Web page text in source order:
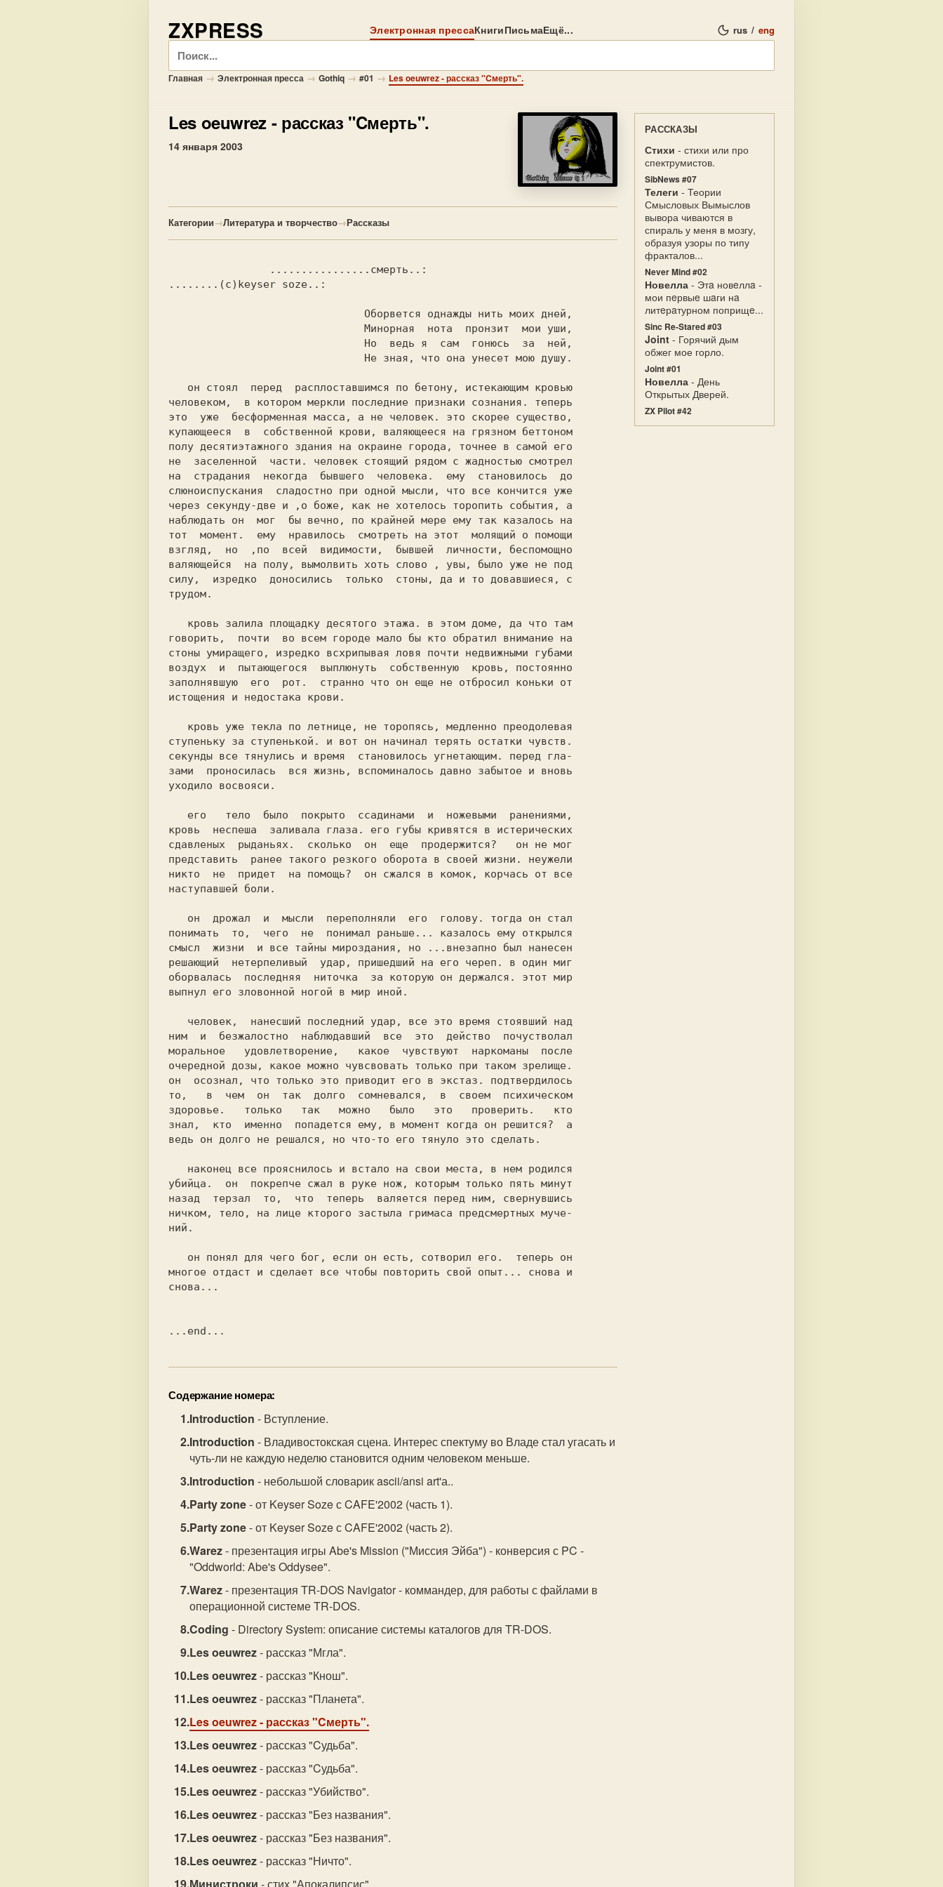
ZXPRESS Электронная прессаКнигиПисьмаЕщё... rus / eng
Поиск
Главная → Электронная пресса → Gothiq → #01 → Les oeuwrez - рассказ "Cмерть".
Les oeuwrez - рассказ "Cмерть".
14 января 2003
Категории→Литература и творчество→Рассказы
........(c)keyser soze..:
человеком,  в котором меркли последние признаки сознания. теперь
это  уже  бесформенная масса, а не человек. это скорее существо,
купающееся  в  собственной крови, валяющееся на грязном беттоном
полу десятиэтажного здания на окраине города, точнее в самой его
не  заселенной  части. человек стоящий рядом с жадностью смотрел
на  страдания  некогда  бывшего  человека.  ему  становилось  до
слюноиспускания  сладостно при одной мысли, что все кончится уже
через секунду-две и ,о боже, как не хотелось торопить события, а
наблюдать он  мог  бы вечно, по крайней мере ему так казалось на
тот  момент.  ему  нравилось  смотреть на этот  молящий о помощи
взгляд,  но  ,по  всей  видимости,  бывшей  личности, беспомощно
валяющейся  на полу, вымолвить хоть слово , увы, было уже не под
силу,  изредко  доносились  только  стоны, да и то довавшиеся, с
трудом.
говорить,  почти  во всем городе мало бы кто обратил внимание на
стоны умиращего, изредко всхрипывая ловя почти недвижными губами
воздух  и  пытающегося  выплюнуть  собственную  кровь, постоянно
заполнявшую  его  рот.  странно что он еще не отбросил коньки от
истощения и недостака крови.
ступеньку за ступенькой. и вот он начинал терять остатки чувств.
секунды все тянулись и время  становилось угнетающим. перед гла-
зами  проносилась  вся жизнь, вспоминалось давно забытое и вновь
уходило восвояси.
кровь  неспеша  заливала глаза. его губы кривятся в истерических
сдавленых  рыданьях.  сколько  он  еще  продержится?   он не мог
представить  ранее такого резкого оборота в своей жизни. неужели
никто  не  придет  на помощь?  он сжался в комок, корчась от все
наступавшей боли.
понимать  то,  чего  не  понимал раньше... казалось ему открылся
смысл  жизни  и все тайны мироздания, но ...внезапно был нанесен
решающий  нетерпеливый  удар, пришедший на его череп. в один миг
оборвалась  последняя  ниточка  за которую он держался. этот мир
выпнул его зловонной ногой в мир иной.
ним  и  безжалостно  наблюдавший  все  это  действо  почустволал
моральное   удовлетворение,   какое  чувствуют  наркоманы  после
очередной дозы, какое можно чувсвовать только при таком зрелище.
он  осознал, что только это приводит его в экстаз. подтвердилось
то,   в  чем  он  так  долго  сомневался,  в  своем  психическом
здоровье.   только   так   можно   было   это   проверить.   кто
знал,  кто  именно  попадется ему, в момент когда он решится?  а
ведь он долго не решался, но что-то его тянуло это сделать.
убийца.  он  покрепче сжал в руке нож, которым только пять минут
назад  терзал  то,  что  теперь  валяется перед ним, свернувшись
ничком, тело, на лице кторого застыла гримаса предсмертных муче-
ний.
многое отдаст и сделает все чтобы повторить свой опыт... снова и
снова...
Содержание номера:
Introduction - Вступление.
Introduction - Владивостокская сцена. Интерес спектуму во Владе стал угасать и
чуть-ли не каждую неделю становится одним человеком меньше.
Introduction - небольшой словаpик ascii/ansi art'а..
Party zone- от Keyser Soze с CAFE'2002 (часть 1).
Party zone- от Keyser Soze с CAFE'2002 (часть 2).
Warez- презентация игры Abe's Mission ("Миссия Эйба") - конверсия с PC -
"Oddworld: Abe's Oddysee".
Warez- презентация TR-DOS Navigator - коммандер, для работы с файлами в
операционной системе TR-DOS.
Coding - Directory System: описание системы каталогов для TR-DOS.
Les oeuwrez- рассказ "Мгла".
Les oeuwrez- рассказ "Кнош".
Les oeuwrez- рассказ "Планета".
Les oeuwrez- рассказ "Cмерть".
Les oeuwrez- рассказ "Cудьба".
Les oeuwrez- рассказ "Cудьба".
Les oeuwrez- рассказ "Убийство".
Les oeuwrez- рассказ "Без названия".
Les oeuwrez- рассказ "Без названия".
Les oeuwrez- рассказ "Ничто".
РАССКАЗЫ
Стихи - стихи или про
спектрумистов.
SibNews #07
Телеги - Теории
Смысловых Вымыслов
вывора чиваются в
спираль у меня в мозгу,
образуя узоры по типу
фракталов...
Never Mind #02
Новелла - Этa новeллa -
мои пeрвыe шaги нa
литeрaтурном поприщe...
Sinc Re-Stared #03
Joint - Горячий дым
обжег мое горло.
Joint #01
Новелла - День
Открытых Дверей.
ZX Pilot #42